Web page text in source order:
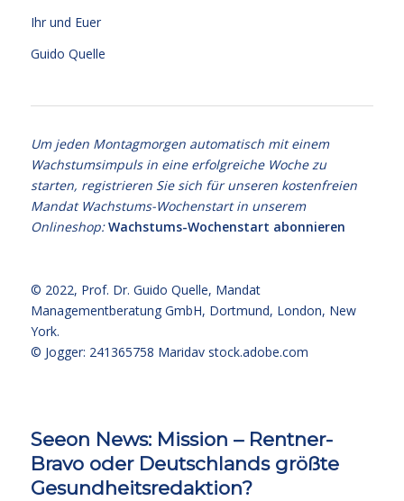
Ihr und Euer
Guido Quelle
Um jeden Montagmorgen automatisch mit einem
Wachstumsimpuls in eine erfolgreiche Woche zu
starten, registrieren Sie sich für unseren kostenfreien
Mandat Wachstums-Wochenstart in unserem
Onlineshop:Wachstums-Wochenstart abonnieren
© 2022, Prof. Dr. Guido Quelle, Mandat
Managementberatung GmbH, Dortmund, London, New
York.
© Jogger: 241365758 Maridav stock.adobe.com
Seeon News: Mission – Rentner-
Bravo oder Deutschlands größte
Gesundheitsredaktion?